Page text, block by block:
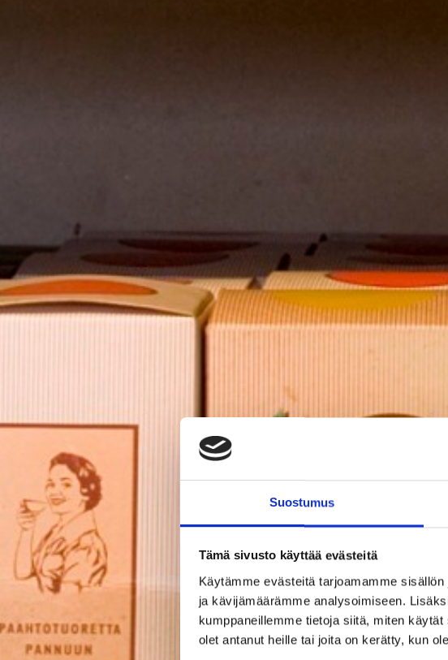
Suostumus
Tämä sivusto käyttää evästeitä
Käytämme evästeitä tarjoamamme
ja kävijämäärämme analysoimiseen.
kumppaneillemme tietoja siitä, miten
olet antanut heille tai joita on kerätty, kun